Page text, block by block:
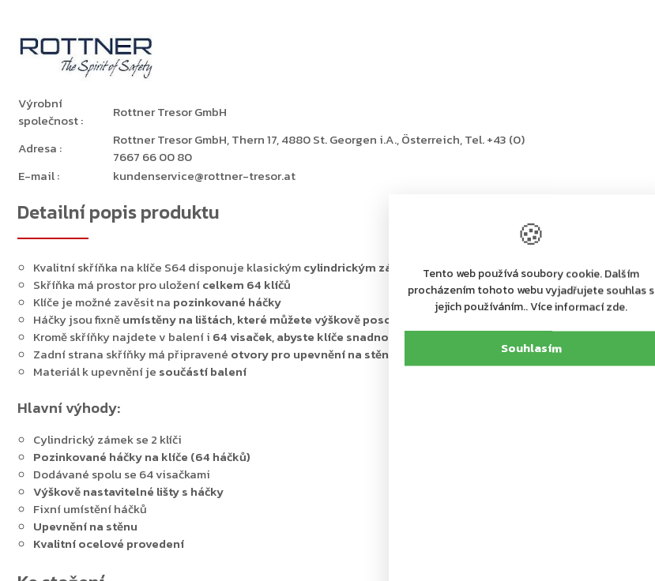
🍪
Tento web používá soubory cookie. Dalším
procházením tohoto webu vyjadřujete souhlas s
jejich používáním.. Více informací zde.
Souhlasím
Detailní popis produktu
Kvalitní skříňka na klíče S64 disponuje klasickýmcylindrickým zámkem dodávaným spolu s 2 klíči
Skříňka má prostor pro uloženícelkem 64 klíčů
Klíče je možné zavěsit na pozinkované háčky
Háčky jsou fixněumístěny na lištách, které můžete výškově posouvat
v případě potřeby
Kromě skříňky najdete v balení i 64 visaček, abyste klíče snadno odlišili
Zadní strana skříňky má připravené otvory pro upevnění na stěnu
Materiál k upevnění je součástí balení
Hlavní výhody:
Cylindrický zámek se 2 klíči
Pozinkované háčky na klíče (64 háčků)
Dodávané spolu se 64 visačkami
Výškově nastavitelné lišty s háčky
Fixní umístění háčků
Upevnění na stěnu
Kvalitní ocelové provedení
Výrobní
společnost:
Rottner Tresor GmbH
Adresa :
Rottner Tresor GmbH, Thern 17, 4880 St. Georgen i.A., Österreich, Tel. +43 (0)
7667 66 00 80
E-mail: kundenservice@rottner-tresor.at